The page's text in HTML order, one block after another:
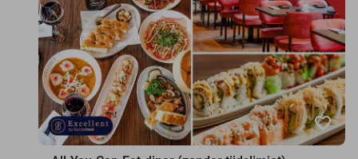
favorite_border